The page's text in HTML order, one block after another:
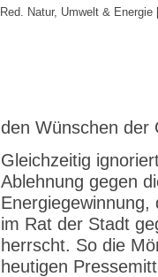
Red. Natur, Umwelt & Energie
den Wünschen der
Gleichzeitig
Ablehnung gegen
Energiegewinnung,
im Rat der Stadt
herrscht. So die
heutigen